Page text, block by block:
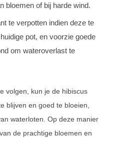
bloemen of bij harde wind.
te verpotten indien deze te
pot, en voorzie goede
om wateroverlast te
volgen, kun je de hibiscus
blijven en goed te bloeien,
waterloten. Op deze manier
de prachtige bloemen en